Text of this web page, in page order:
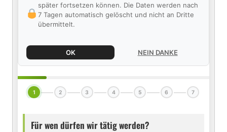
später fortsetzen können. Die Daten werden nach
7 Tagen automatisch gelöscht und nicht an Dritte
übermittelt.
OK NEIN DANKE
1 2 3 4 5 6 7
Für wen dürfen wir tätig werden?